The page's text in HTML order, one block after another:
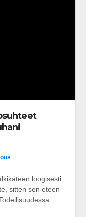
loogisesti
sitten sen eteen